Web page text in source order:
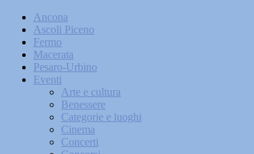
Ancona
Ascoli Piceno
Fermo
Macerata
Pesaro-Urbino
Eventi
Arte e cultura
Benessere
Categorie e luoghi
Cinema
Concerti